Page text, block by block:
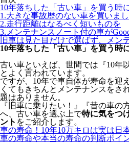
10年落ちした「古い車」を買う時
1.大きな事故歴のない車を買いまし
2.走行距離はなるべく短いものを
3.メンテナンスノート付の車が
旧車は見た目だけで選ばず、メン
10年落ちした「古い車」を買う時
古い車といえば、世間では『10年
とよく言われています。
ですが、10年で車自体が寿命を迎
くてもきちんとメンテナンスをさ
題はありません。
『旧車に乗りたい！』『昔の車の
へ、古い車を選ぶ上で特に気をつ
ント をご紹介します。
車の寿命！10年10万キロは実は日
車の寿命や本当の寿命の判断ポイ